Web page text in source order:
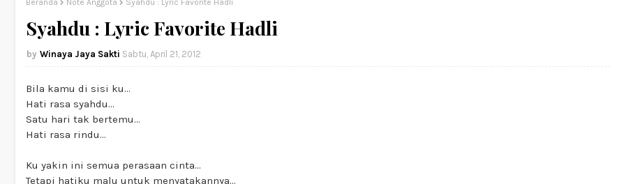
Beranda Note Anggota Syahdu : Lyric Favorite Hadli
Syahdu : Lyric Favorite Hadli
Winaya Jaya Sakti Sabtu, April 21, 2012
Bila kamu di sisi ku...
Hati rasa syahdu...
Satu hari tak bertemu...
Hati rasa rindu...
Ku yakin ini semua perasaan cinta...
Tetapi hatiku malu untuk menyatakannya...